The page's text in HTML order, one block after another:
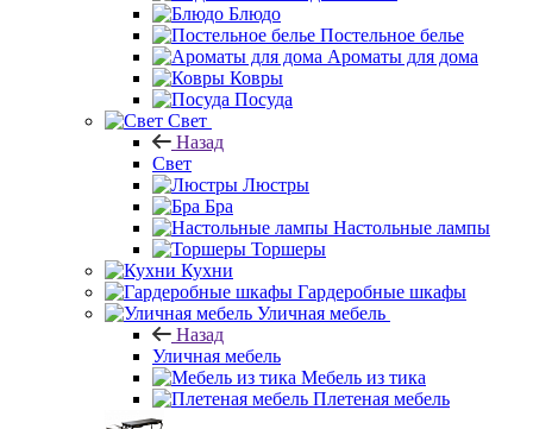
Блюдо
Постельное белье
Ароматы для дома
Ковры
Посуда
Свет
Назад
Свет
Люстры
Бра
Настольные лампы
Торшеры
Кухни
Гардеробные шкафы
Уличная мебель
Назад
Уличная мебель
Мебель из тика
Плетеная мебель